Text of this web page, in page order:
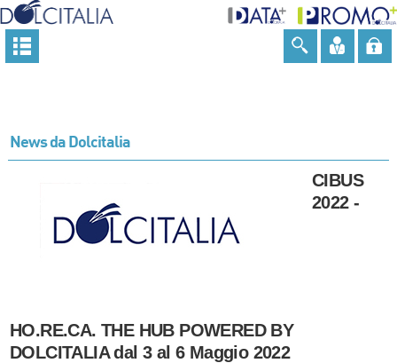
News da Dolcitalia
CIBUS
2022 -
HO.RE.CA. THE HUB POWERED BY
DOLCITALIA dal 3 al 6 Maggio 2022